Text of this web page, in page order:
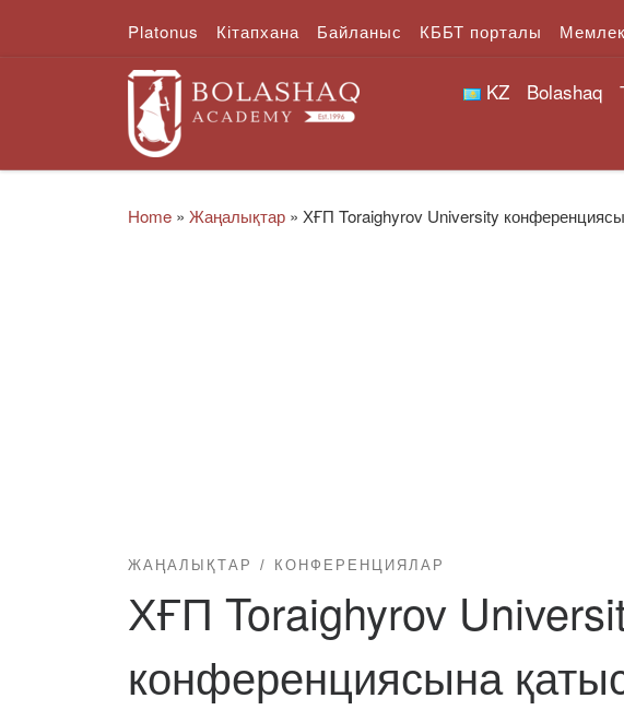
Skip to contentPlatonus Кітапхана Байланыс КББТ порталы
KZ Bolashaq
Home » Жаңалықтар » ХҒП Toraighyrov University
ЖАҢАЛЫҚТАР КОНФЕРЕНЦИЯЛАР
ХҒП Toraighyrov
конференциясына